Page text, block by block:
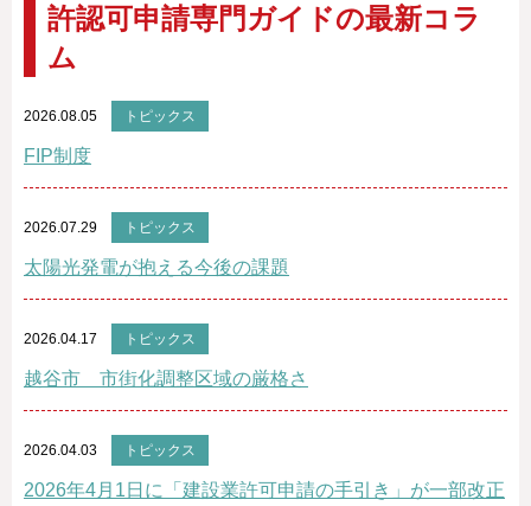
許認可申請専門ガイドの最新コラ
ム
2026.08.05 トピックス
FIP制度
2026.07.29 トピックス
太陽光発電が抱える今後の課題
2026.04.17 トピックス
越谷市 市街化調整区域の厳格さ
2026.04.03 トピックス
2026年4月1日に「建設業許可申請の手引き」が一部改正